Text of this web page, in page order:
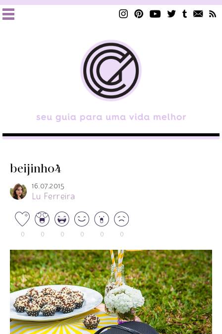
beijinho4
16.07.2015
Lu Ferreira
0 0 0 0 0 0